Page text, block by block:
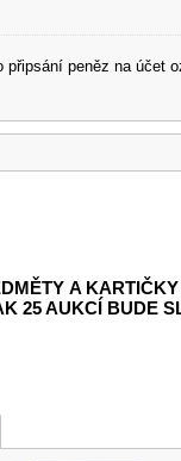
peněz na účet
A
25 AUKCÍ BUDE